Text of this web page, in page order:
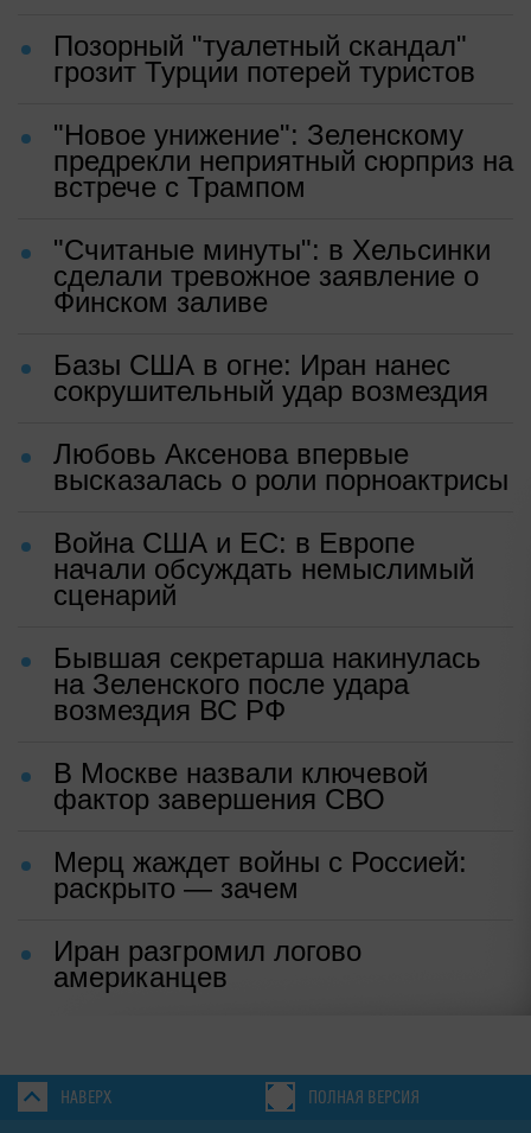
Позорный "туалетный скандал"
грозит Турции потерей туристов
"Новое унижение": Зеленскому
предрекли неприятный сюрприз на
встрече с Трампом
"Считаные минуты": в Хельсинки
сделали тревожное заявление о
Финском заливе
Базы США в огне: Иран нанес
сокрушительный удар возмездия
Любовь Аксенова впервые
высказалась о роли порноактрисы
Война США и ЕС: в Европе
начали обсуждать немыслимый
сценарий
Бывшая секретарша накинулась
на Зеленского после удара
возмездия ВС РФ
В Москве назвали ключевой
фактор завершения СВО
Мерц жаждет войны с Россией:
раскрыто — зачем
Иран разгромил логово
американцев
НАВЕРХ ПОЛНАЯ ВЕРСИЯ